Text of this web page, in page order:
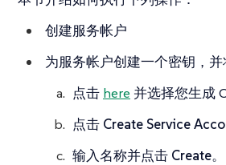
创建服务帐户
为服务帐户创建一个密钥，
点击 here 并选择您生成
点击 Create Service
输入名称并点击 Create。